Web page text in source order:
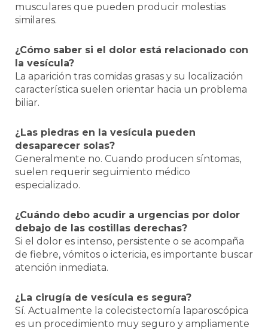
musculares que pueden producir molestias
similares.
¿Cómo saber si el dolor está relacionado con
la vesícula?
La aparición tras comidas grasas y su localización
característica suelen orientar hacia un problema
biliar.
¿Las piedras en la vesícula pueden
desaparecer solas?
Generalmente no. Cuando producen síntomas,
suelen requerir seguimiento médico
especializado.
¿Cuándo debo acudir a urgencias por dolor
debajo de las costillas derechas?
Si el dolor es intenso, persistente o se acompaña
de fiebre, vómitos o ictericia, es importante buscar
atención inmediata.
¿La cirugía de vesícula es segura?
Sí. Actualmente la colecistectomía laparoscópica
es un procedimiento muy seguro y ampliamente